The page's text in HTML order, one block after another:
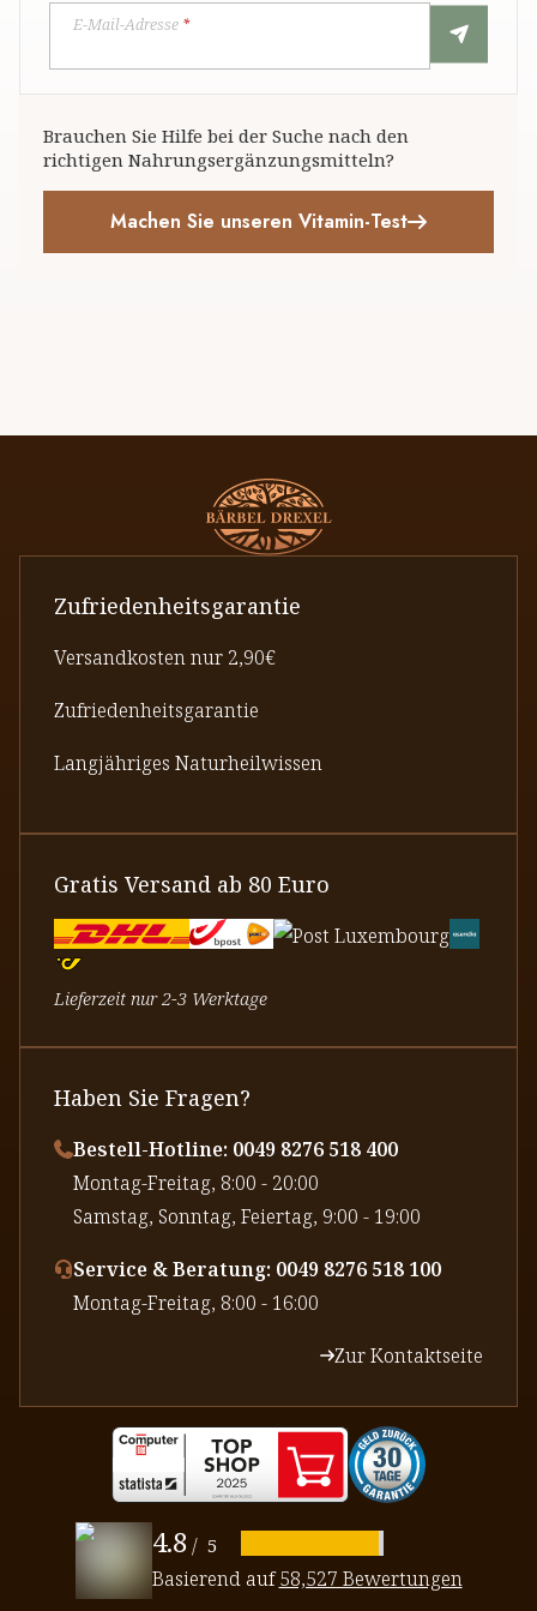
E-Mail-Adresse *
Brauchen Sie Hilfe bei der Suche nach den
richtigen Nahrungsergänzungsmitteln?
Machen Sie unseren Vitamin-Test
Zufriedenheitsgarantie
Versandkosten nur 2,90€
Zufriedenheitsgarantie
Langjähriges Naturheilwissen
Gratis Versand ab 80 Euro
Lieferzeit nur 2-3 Werktage
Haben Sie Fragen?
Bestell-Hotline: 0049 8276 518 400
⁠Montag-Freitag, 8:00 - 20:00
⁠Samstag, Sonntag, Feiertag, 9:00 - 19:00
Service & Beratung: 0049 8276 518 100
⁠Montag-Freitag, 8:00 - 16:00
Zur Kontaktseite
4.8 / 5
Basierend auf58,527 Bewertungen